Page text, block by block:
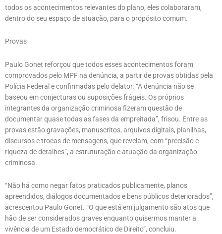
todos os acontecimentos relevantes do plano, eles colaboraram,
dentro do seu espaço de atuação, para o propósito comum.
Provas
Paulo Gonet reforçou que todos esses acontecimentos foram
comprovados pelo MPF na denúncia, a partir de provas obtidas pela
Polícia Federal e confirmadas pelo delator. “A denúncia não se
baseou em conjecturas ou suposições frágeis. Os próprios
integrantes da organização criminosa fizeram questão de
documentar quase todas as fases da empreitada”, frisou. Entre as
provas estão gravações, manuscritos, arquivos digitais, planilhas,
discursos e trocas de mensagens, que revelam, com “precisão e
riqueza de detalhes”, a estruturação e atuação da organização
criminosa.
“Não há como negar fatos praticados publicamente, planos
apreendidos, diálogos documentados e bens públicos deteriorados”,
acrescentou Paulo Gonet. “O que está em julgamento são atos que
hão de ser considerados graves enquanto quisermos manter a
vivência de um Estado democrático de Direito”, concluiu.